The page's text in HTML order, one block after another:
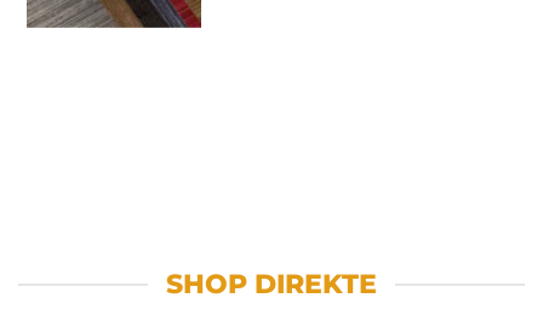
SHOP DIREKTE